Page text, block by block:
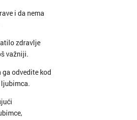
i da nema
zdravlje
važniji.
odvedite kod